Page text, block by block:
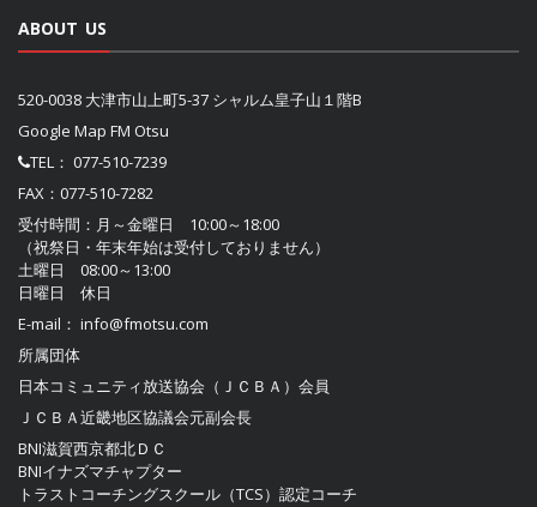
ABOUT US
520-0038 大津市山上町5-37 シャルム皇子山１階B
Google Map FM Otsu
TEL： 077-510-7239
FAX：077-510-7282
受付時間：月～金曜日 10:00～18:00
（祝祭日・年末年始は受付しておりません）
土曜日 08:00～13:00
日曜日 休日
E-mail： info@fmotsu.com
所属団体
日本コミュニティ放送協会（ＪＣＢＡ） 会員
ＪＣＢＡ近畿地区協議会元副会長
BNI滋賀西京都北ＤＣ
BNIイナズマチャプター
トラストコーチングスクール（TCS）認定コーチ